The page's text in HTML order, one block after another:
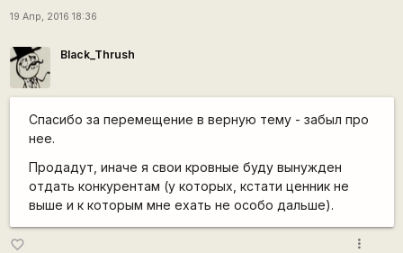
19 Апр, 2016 18:36
Black_Thrush
Спасибо за перемещение в верную тему - забыл про
нее.
Продадут, иначе я свои кровные буду вынужден
отдать конкурентам (у которых, кстати ценник не
выше и к которым мне ехать не особо дальше).
favorite_border more_vert